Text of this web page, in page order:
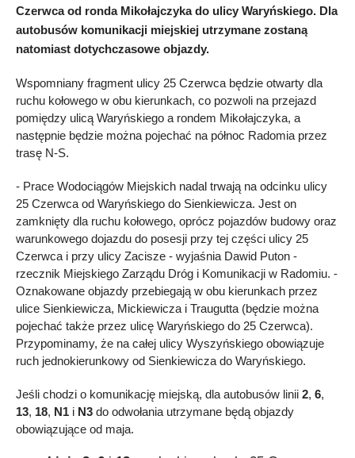
Czerwca od ronda Mikołajczyka do ulicy Waryńskiego. Dla
autobusów komunikacji miejskiej utrzymane zostaną
natomiast dotychczasowe objazdy.
Wspomniany fragment ulicy 25 Czerwca będzie otwarty dla
ruchu kołowego w obu kierunkach, co pozwoli na przejazd
pomiędzy ulicą Waryńskiego a rondem Mikołajczyka, a
następnie będzie można pojechać na północ Radomia przez
trasę N-S.
- Prace Wodociągów Miejskich nadal trwają na odcinku ulicy
25 Czerwca od Waryńskiego do Sienkiewicza. Jest on
zamknięty dla ruchu kołowego, oprócz pojazdów budowy oraz
warunkowego dojazdu do posesji przy tej części ulicy 25
Czerwca i przy ulicy Zacisze - wyjaśnia Dawid Puton -
rzecznik Miejskiego Zarządu Dróg i Komunikacji w Radomiu. -
Oznakowane objazdy przebiegają w obu kierunkach przez
ulice Sienkiewicza, Mickiewicza i Traugutta (będzie można
pojechać także przez ulicę Waryńskiego do 25 Czerwca).
Przypominamy, że na całej ulicy Wyszyńskiego obowiązuje
ruch jednokierunkowy od Sienkiewicza do Waryńskiego.
Jeśli chodzi o komunikację miejską, dla autobusów linii 2, 6,
13, 18, N1 i N3 do odwołania utrzymane będą objazdy
obowiązujące od maja.